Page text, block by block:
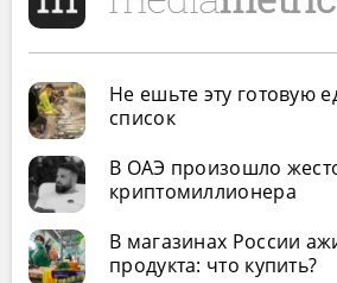
Не ешьте эту готовую
список
В ОАЭ произошло
криптомиллионера
В магазинах России
продукта: что купить?